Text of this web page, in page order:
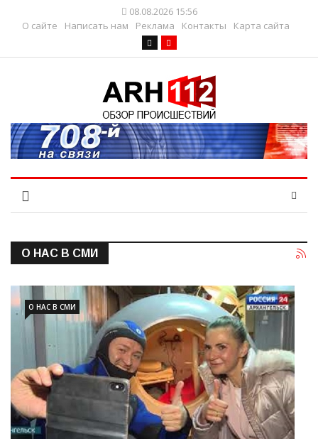
08.08.2026 15:56
О сайте
Написать нам Реклама Контакты Карта сайта
О НАС В СМИ
О НАС В СМИ